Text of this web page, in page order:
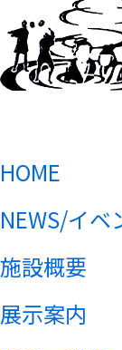
HOME
NEWS/イベ
施設概要
展示案内